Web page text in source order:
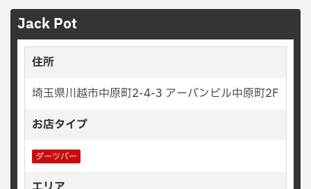
Jack Pot
住所
埼玉県川越市中原町2-4-3 アーバンビル中原町2F
お店タイプ
ダーツバー